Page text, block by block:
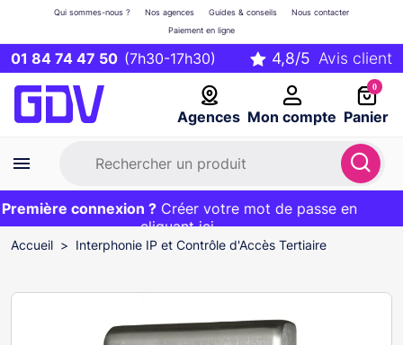
01 84 74 47 50 (7h30-17h30)
Agences Mon compte
Qui sommes-nous ? Nos agences Guides & conseils
Nous contacter
Paiement en ligne
0
Panier
Première commande ?20€ OFFERT sur votre panier
et livraison 24/48h gratuite avec le codeBIENVENUE
connexion ? Créer votre mot de passe en
cliquant ici
EXCLU WEB :
Accueil Interphonie IP et Contrôle d'Accès Tertiaire